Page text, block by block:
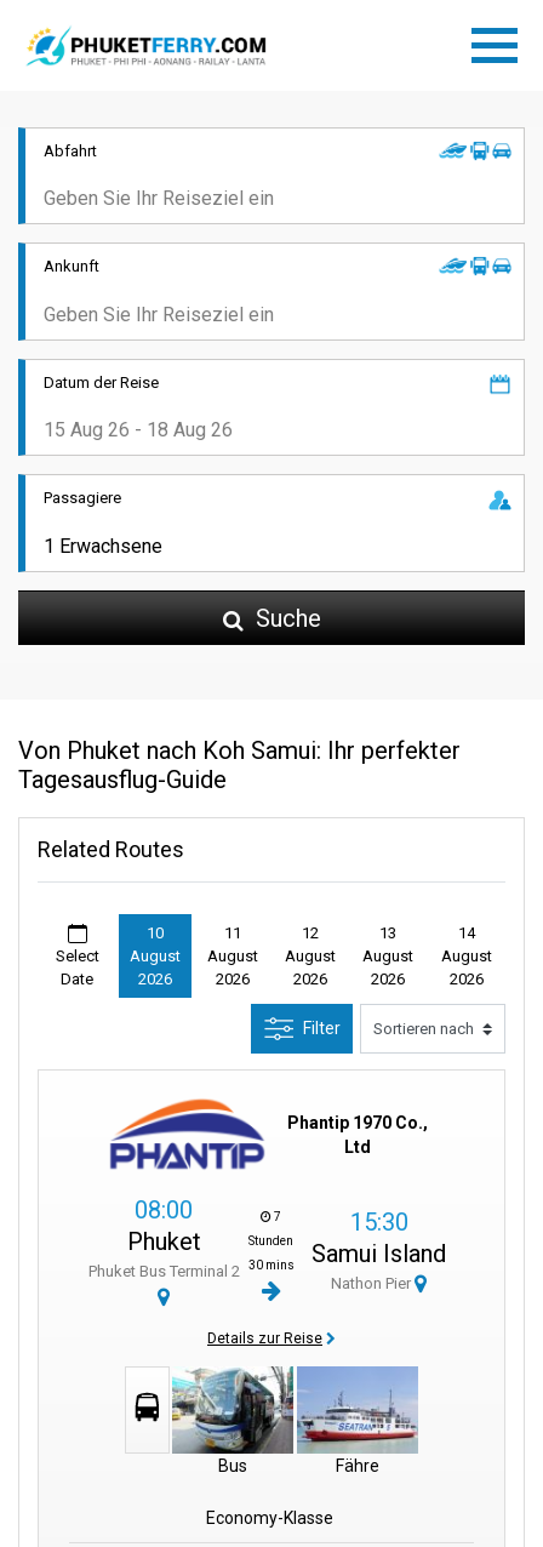
Abfahrt
Ankunft
Datum der Reise
Passagiere
Suche
Von Phuket nach Koh Samui: Ihr perfekter
Tagesausflug-Guide
Related Routes
Select
Date
10
August
2026
11
August
2026
12
August
2026
13
August
2026
14
August
2026
Filter
Phantip 1970 Co.,
Ltd
08:00
Phuket
Phuket Bus Terminal 2
7
Stunden
30 mins
15:30
Samui Island
Nathon Pier
Details zur Reise
Bus Fähre
Economy-Klasse